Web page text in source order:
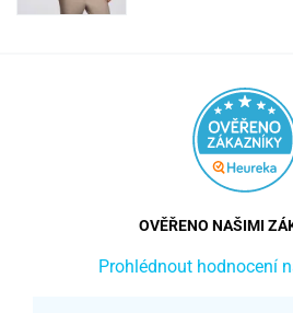
OVĚŘENO NAŠIMI
Prohlédnout hodnocení